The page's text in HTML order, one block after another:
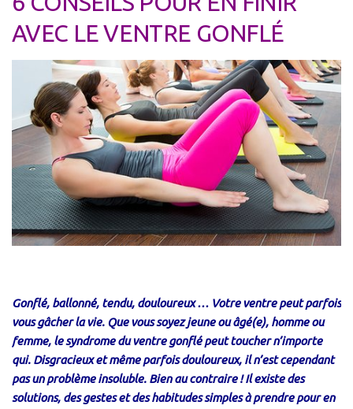
Natation
Course à pied
Vélo / Cyclisme
Fit-innov / Women
Post Grossesse
Perte de poids / Women
Remise en Forme / Women
Gain de Masse / Women
Remise en forme / Men
Gain de masse / Men
Performance & Récupération
Nutrition et Santé
AVEC LE VENTRE GONFLÉ
Gonflé, ballonné, tendu, douloureux … Votre ventre peut parfois
vous gâcher la vie. Que vous soyez jeune ou âgé(e), homme ou
femme, le syndrome du ventre gonflé peut toucher n’importe
qui. Disgracieux et même parfois douloureux, il n’est cependant
pas un problème insoluble. Bien au contraire ! Il existe des
solutions, des gestes et des habitudes simples à prendre pour en